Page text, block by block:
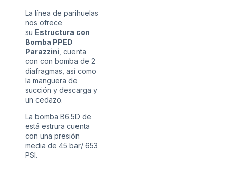
La línea de parihuelas
nos ofrece
su Estructura con
Bomba PPED
Parazzini , cuenta
con con bomba de 2
diafragmas, así como
la manguera de
succión y descarga y
un cedazo.
La bomba B6.5D de
está estrura cuenta
con una presión
media de 45 bar/ 653
PSI.